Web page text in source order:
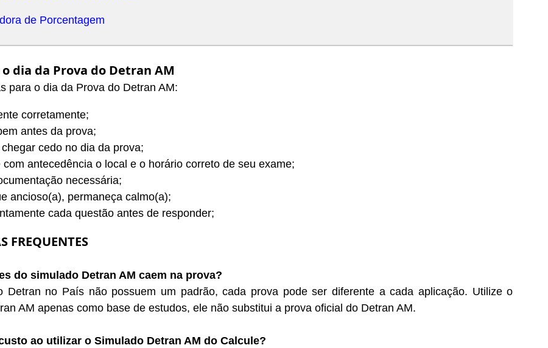
de Porcentagem
dia da Prova do Detran AM
para o dia da Prova do Detran AM:
corretamente;
antes da prova;
cedo no dia da prova;
com antecedência o local e o horário correto de seu exame;
necessária;
ancioso(a), permaneça calmo(a);
cada questão antes de responder;
FREQUENTES
do simulado Detran AM caem na prova?
Detran no País não possuem um padrão, cada prova pode ser diferente a cada aplicação. Utilize o
AM apenas como base de estudos, ele não substitui a prova oficial do Detran AM.
ao utilizar o Simulado Detran AM do Calcule?